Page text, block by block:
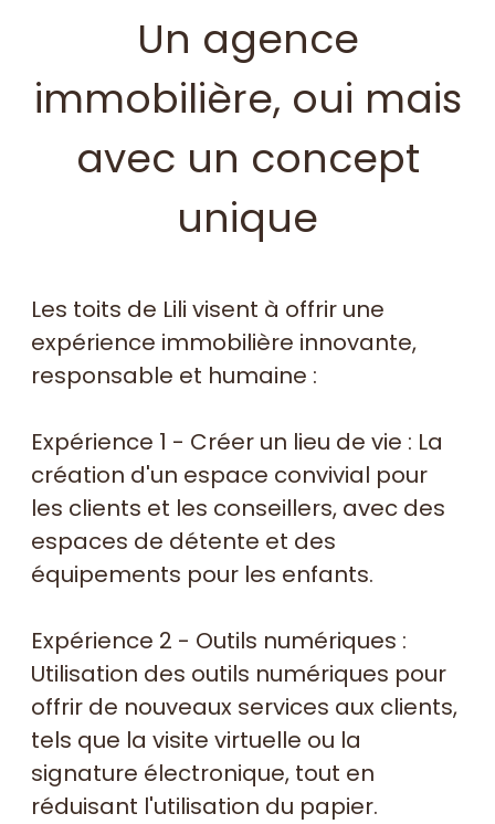
Un agence
immobilière, oui mais
avec un concept
unique
Les toits de Lili visent à offrir une
expérience immobilière innovante,
responsable et humaine :
Expérience 1 - Créer un lieu de vie : La
création d'un espace convivial pour
les clients et les conseillers, avec des
espaces de détente et des
équipements pour les enfants.
Expérience 2 - Outils numériques :
Utilisation des outils numériques pour
offrir de nouveaux services aux clients,
tels que la visite virtuelle ou la
signature électronique, tout en
réduisant l'utilisation du papier.